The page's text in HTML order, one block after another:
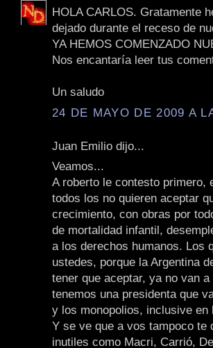
HOLA CARLOS. Gratamente
dejado durante el receso de
YA HEMOS COMENZADO
Nos encantaría leer tus
Un saludo
24 DE MAYO DE 2009 A
Juan Emilio dijo...
Veamos...
A roberto le contesto primero,
todos los no quieren aceptar
crecimiento, con obras por
de mortalidad infantil,
a los derechos humanos. Los
ustedes, porque la Argentina
tener que aceptar, ya no van
tenemos una presidenta que
y los monopolios, inclusive en
Y se ve que a vos tampoco te
inutiles como Macri, Carrió,